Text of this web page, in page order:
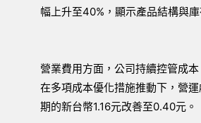
幅上升至40%，顯示產品結構與
營業費用方面，公司持續控管成
在多項成本優化措施推動下，營
期的新台幣1.16元改善至0.40元。